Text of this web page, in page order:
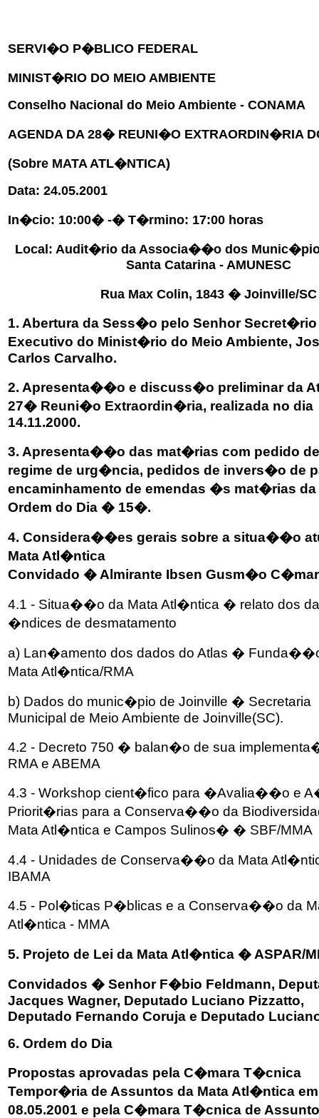
SERVI�O P�BLICO FEDERAL
MINIST�RIO DO MEIO AMBIENTE
Conselho Nacional do Meio Ambiente - CONAMA
AGENDA DA 28� REUNI�O EXTRAORDIN�RIA
(Sobre MATA ATL�NTICA)
Data: 24.05.2001
In�cio: 10:00� -� T�rmino: 17:00 horas
Local: Audit�rio da Associa��o dos
Santa Catarina - AMUNESC
Rua Max Colin, 1843 � Joinville/SC
1. Abertura da Sess�o pelo Senhor Secret�rio
Executivo do Minist�rio do Meio Ambiente,
Carlos Carvalho.
2. Apresenta��o e discuss�o preliminar da
27� Reuni�o Extraordin�ria, realizada no dia
14.11.2000.
3. Apresenta��o das mat�rias com pedido de
regime de urg�ncia, pedidos de invers�o de
encaminhamento de emendas �s mat�rias da
Ordem do Dia � 15�.
4. Considera��es gerais sobre a situa��o
Mata Atl�ntica
Convidado � Almirante Ibsen Gusm�o
4.1 - Situa��o da Mata Atl�ntica � relato dos
�ndices de desmatamento
a) Lan�amento dos dados do Atlas �
Mata Atl�ntica/RMA
b) Dados do munic�pio de Joinville � Secretaria
Municipal de Meio Ambiente de Joinville(SC).
4.2 - Decreto 750 � balan�o de sua
RMA e ABEMA
4.3 - Workshop cient�fico para �Avalia��o e
Priorit�rias para a Conserva��o da
Mata Atl�ntica e Campos Sulinos� � SBF/MMA
4.4 - Unidades de Conserva��o da Mata
IBAMA
4.5 - Pol�ticas P�blicas e a Conserva��o da
Atl�ntica - MMA
5. Projeto de Lei da Mata Atl�ntica � ASPAR/
Convidados � Senhor F�bio Feldmann,
Jacques Wagner, Deputado Luciano Pizzatto,
Deputado Fernando Coruja e Deputado
6. Ordem do Dia
Propostas aprovadas pela C�mara T�cnica
Tempor�ria de Assuntos da Mata Atl�ntica em
08.05.2001 e pela C�mara T�cnica de